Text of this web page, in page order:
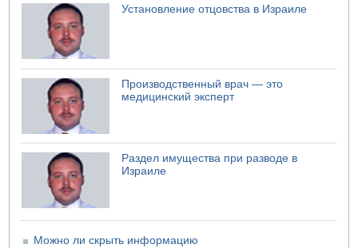
07.08.2026 08:29
В Бат-Яме утонул мужчина
07.08.2026 08:29
Стрельба в школе Таиланда
Недалеко от Бейт-Шемеша погиб велосипедист
07.08.2026 06:24
Саудовская Аравия сообщает о нападении хуситов
Установление отцовства в Израиле
Производственный врач — это
медицинский эксперт
Раздел имущества при разводе в
Израиле
Можно ли скрыть информацию